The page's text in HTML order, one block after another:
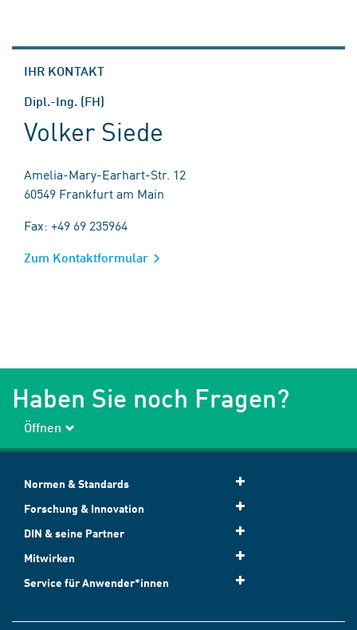
IHR KONTAKT
Dipl.-Ing. (FH)
Volker Siede
Amelia-Mary-Earhart-Str. 12
60549 Frankfurt am Main
Fax: +49 69 235964
Zum Kontaktformular
Haben Sie noch Fragen?
Öffnen
Normen & Standards
Forschung & Innovation
DIN & seine Partner
Mitwirken
Service für Anwender*innen